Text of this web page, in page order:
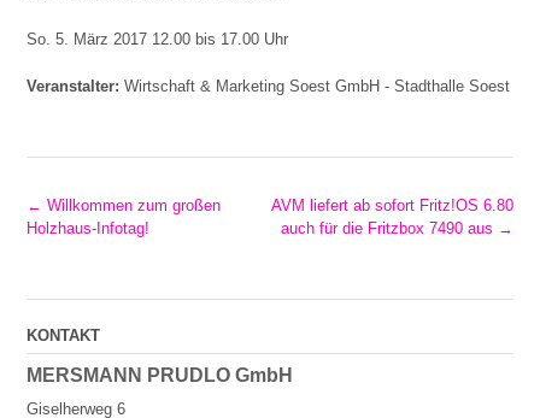
So. 5. März 2017 12.00 bis 17.00 Uhr
Veranstalter: Wirtschaft & Marketing Soest GmbH - Stadthalle Soest
P
s
t
n
a
← Willkommen zum großen
Holzhaus-Infotag!
AVM liefert ab sofort Fritz!OS 6.80
auch für die Fritzbox 7490 aus →
KONTAKT
MERSMANN PRUDLO GmbH
Giselherweg 6